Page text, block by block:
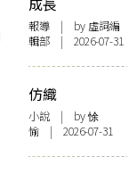
成長
報導 | by 虛詞編
輯部 | 2026-07-31
仿織
小說 | by 悇
愉 | 2026-07-31